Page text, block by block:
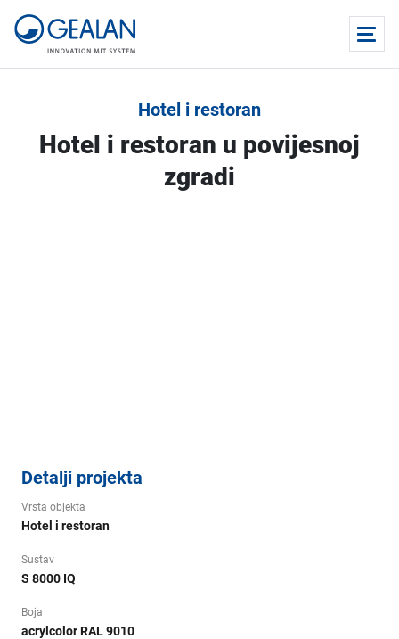
Hotel i restoran
Hotel i restoran u povijesnoj
zgradi
Detalji projekta
Vrsta objekta
Hotel i restoran
Sustav
S 8000 IQ
Boja
acrylcolor RAL 9010